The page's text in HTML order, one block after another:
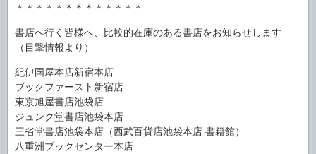
＊＊＊＊＊＊＊＊＊＊＊＊＊
書店へ行く皆様へ、比較的在庫のある書店をお知らせします
（目撃情報より）
紀伊国屋本店新宿本店
ブックファースト新宿店
東京旭屋書店池袋店
ジュンク堂書店池袋本店
三省堂書店池袋本店（西武百貨店池袋本店 書籍館）
八重洲ブックセンター本店